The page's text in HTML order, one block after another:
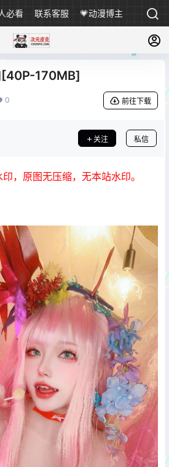
必看 联系客服 💗动漫博主
170MB]
0 前往下载
关注 私信
，原图无压缩，无本站水印。